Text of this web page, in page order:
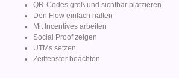
QR-Codes groß und sichtbar platzieren
Den Flow einfach halten
Mit Incentives arbeiten
Social Proof zeigen
UTMs setzen
Zeitfenster beachten